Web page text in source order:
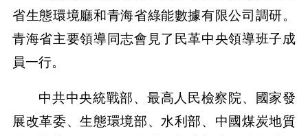
省生態環境廳和青海省綠能數據有限公司調研。
青海省主要領導同志會見了民革中央領導班子成
員一行。
中共中央統戰部、最高人民檢察院、國家發
展改革委、生態環境部、水利部、中國煤炭地質